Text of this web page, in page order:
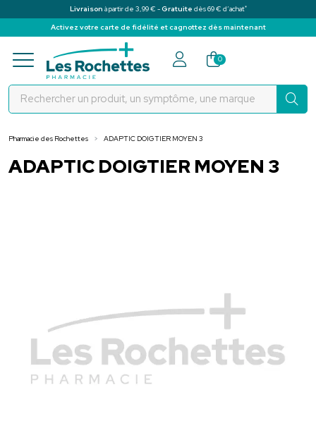
Livraison à partir de 3,99 € -Gratuite dès 69 € d’achat*
Activez votre carte de fidélité et cagnottez dès maintenant
Pharmacie des Rochettes Votre
0
Pharmacie des Rochettes ADAPTIC DOIGTIER MOYEN 3
ADAPTIC DOIGTIER MOYEN 3